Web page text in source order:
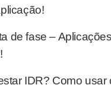
de fase –
IDR? Como usar